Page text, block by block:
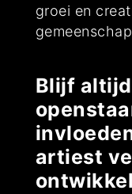
groei en
Blijf
artiest